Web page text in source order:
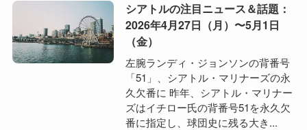
シアトルの注目ニュース＆話題：
2026年4月27日（月）〜5月1日
（金）
左腕ランディ・ジョンソンの背番号
「51」、シアトル・マリナーズの永
久欠番に 昨年、シアトル・マリナー
ズはイチロー氏の背番号51を永久欠
番に指定し、球団史に残る大き...